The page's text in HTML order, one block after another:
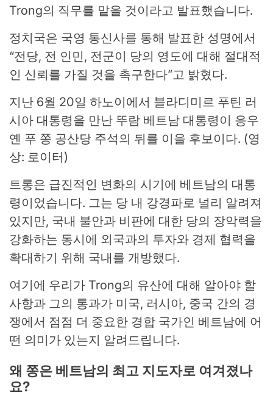
Trong의 직무를 맡을 것이라고 발표했습니다.
정치국은 국영 통신사를 통해 발표한 성명에서
“전당, 전 인민, 전군이 당의 영도에 대해 절대적
인 신뢰를 가질 것을 촉구한다”고 밝혔다.
지난 6월 20일 하노이에서 블라디미르 푸틴 러
시아 대통령을 만난 뚜람 베트남 대통령이 응우
옌 푸 쫑 공산당 주석의 뒤를 이을 후보이다. (영
상: 로이터)
트롱은 급진적인 변화의 시기에 베트남의 대통
령이었습니다. 그는 당 내 강경파로 널리 알려져
있지만, 국내 불안과 비판에 대한 당의 장악력을
강화하는 동시에 외국과의 투자와 경제 협력을
확대하기 위해 국내를 개방했다.
여기에 우리가 Trong의 유산에 대해 알아야 할
사항과 그의 통과가 미국, 러시아, 중국 간의 경
쟁에서 점점 더 중요한 경합 국가인 베트남에 어
떤 의미가 있는지 알려드립니다.
왜 쫑은 베트남의 최고 지도자로 여겨졌나
요?